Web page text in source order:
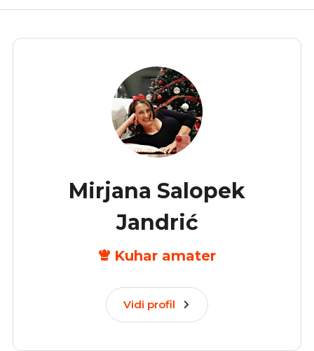
Mirjana Salopek
Jandrić
Kuhar amater
Vidi profil